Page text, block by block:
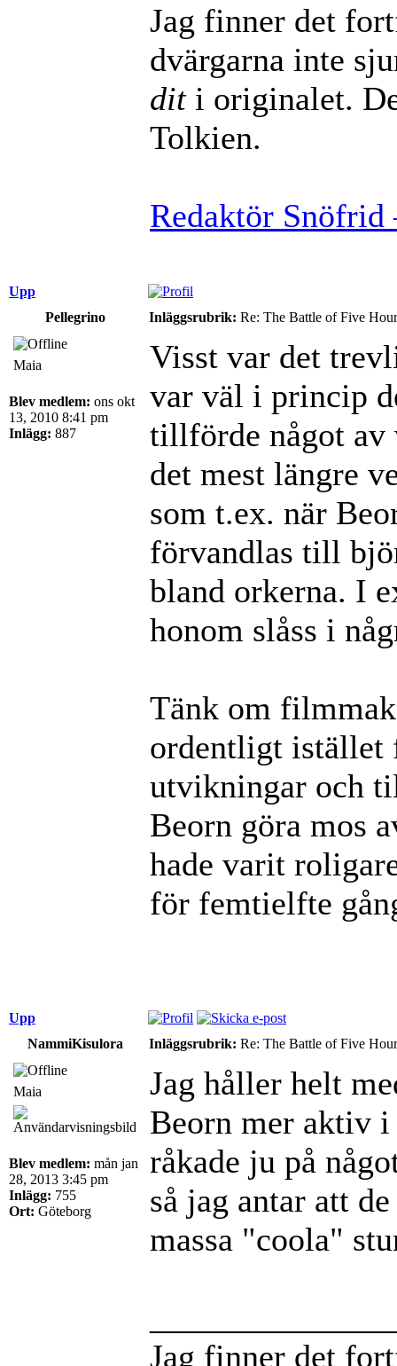
Jag finner det
dvärgarna inte
diti originalet.
Tolkien.
Redaktör
Upp
Pellegrino
Inläggsrubrik: Re: The Battle of Five
Maia
Blev medlem: ons okt
13, 2010 8:41 pm
Inlägg: 887
Visst var det
var väl i princip
tillförde något av
det mest längre
som t.ex. när
förvandlas till
bland orkerna. I
honom slåss i
Tänk om
ordentligt istället
utvikningar och
Beorn göra mos
hade varit
för femtielfte
Upp
NammiKisulora
Inläggsrubrik: Re: The Battle of Five
Maia
Blev medlem: mån jan
28, 2013 3:45 pm
Inlägg: 755
Ort: Göteborg
Jag håller helt
Beorn mer aktiv i
råkade ju på
så jag antar att
massa "coola"
Jag finner det